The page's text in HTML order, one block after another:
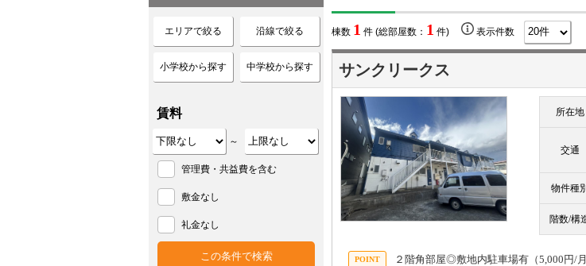
棟数 1 件 (総部屋数： 1 件) 表示件数
サンクリークス
所在地
交通
物件種別
階数/構
２階角部屋◎敷地内駐車場有（5,000円/
エリアで絞る 沿線で絞る
小学校から探す 中学校から探す
賃料
～
管理費・共益費を含む
敷金なし
礼金なし